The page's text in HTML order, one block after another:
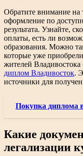
Обратите внимание на
оформление по
результата. Узнайте,
оплаты, есть ли
образования. Можно
которые уже
жителей Владивостока
диплом Владивосток.
источники для
Покупка диплома
Какие
легализации